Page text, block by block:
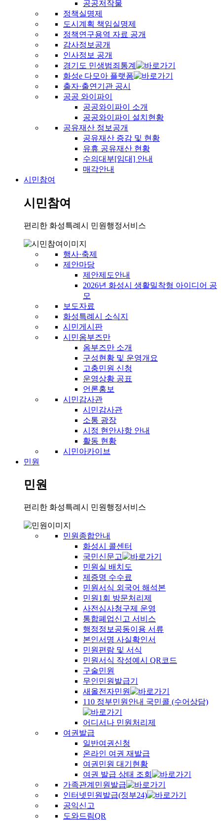
공공저작물
정책실명제
도시계획 책임실명제
정책연구용역 자료 공개
감사정보공개
인사정보 공개
경기도 민생범죄통계
화성e 다모아 플랫폼
출자·출연기관 공시
공공 와이파이
공공와이파이 소개
공공와이파이 설치현황
공유재산 정보공개
공유재산 증감 및 현황
유휴 공유재산 현황
수의대부[임대] 안내
매각안내
시민참여
시민참여
편리한 화성특례시 민원행정서비스
행사·축제
제안마당
제안제도안내
2026년 화성시 생활밀착형 아이디어 공
모
보도자료
화성특례시 소식지
시민게시판
시민옴부즈만
옴부즈만 소개
구성현황 및 운영개요
고충민원 신청
운영상황 공표
언론홍보
시민감사관
시민감사관
소통 광장
시정 현안사항 안내
활동 현황
시민아카이브
민원
민원
편리한 화성특례시 민원행정서비스
민원종합안내
화성시 콜센터
국민신문고
민원실 배치도
제증명 수수료
민원서식 외국어 해석본
민원1회 방문처리제
사전심사청구제 운영
통합폐업신고 서비스
행정정보공동이용 서류
본인서명 사실확인서
민원편람 및 서식
민원서식 작성예시 QR코드
구술민원
무인민원발급기
새올전자민원
110 정부민원안내 국민콜 (수어상담)
어디서나 민원처리제
여권발급
일반여권신청
온라인 여권 재발급
여권민원 대기현황
여권 발급 상태 조회
가족관계민원발급
인터넷민원발급(정부24)
공익신고
도와드림QR